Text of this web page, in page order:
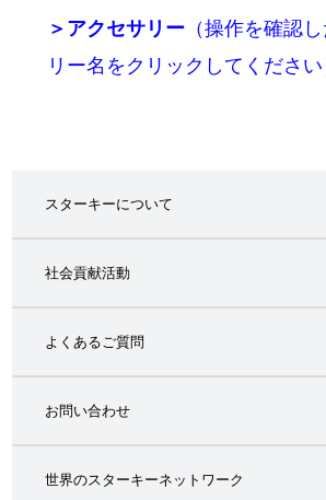
＞アクセサリー（操作を確認
リー名をクリックしてください
スターキーについて
社会貢献活動
よくあるご質問
お問い合わせ
世界のスターキーネットワーク